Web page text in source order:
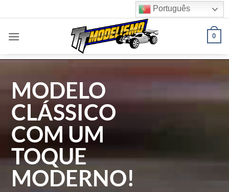
to
content
Português
0
MODELO
CLÁSSICO
COM UM
TOQUE
MODERNO!